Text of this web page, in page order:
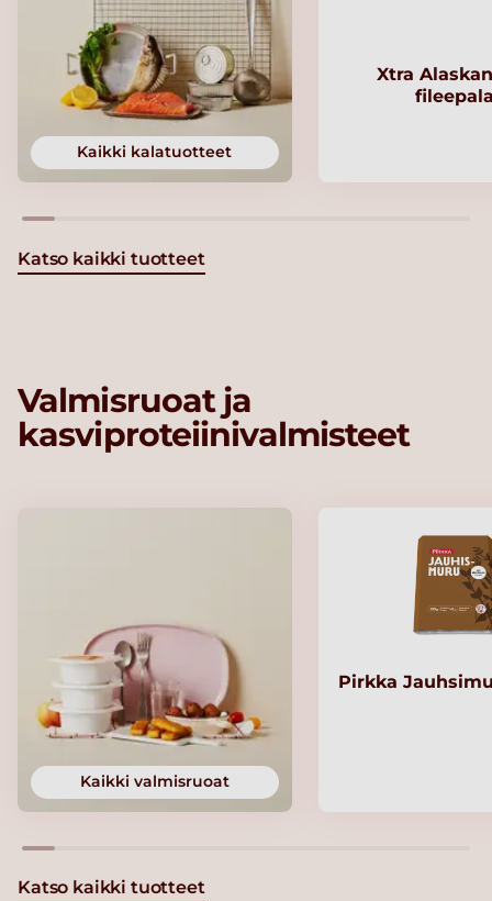
Kaikki kalatuotteet
Xtra
Katso kaikki tuotteet
Valmisruoat ja
kasviproteiinivalmisteet
Kaikki valmisruoat
Pirkka
Katso kaikki tuotteet